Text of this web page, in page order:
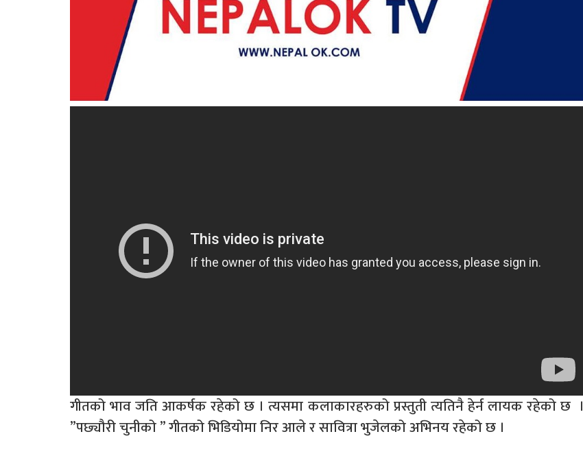
गीतको भाव जति आकर्षक रहेको छ । त्यसमा कलाकारहरुको प्रस्तुती त्यतिनै हेर्न लायक रहेको छ ।
”पछ्यौरी चुनीको ” गीतको भिडियोमा निर आले र सावित्रा भुजेलको अभिनय रहेको छ ।